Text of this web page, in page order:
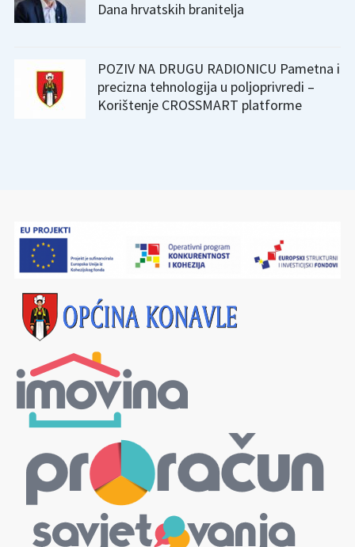
Dana hrvatskih branitelja
POZIV NA DRUGU RADIONICU Pametna i
precizna tehnologija u poljoprivredi –
Korištenje CROSSMART platforme